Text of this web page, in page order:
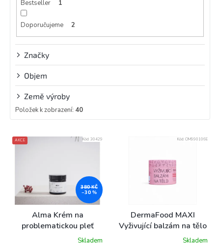
Bestseller 1
Doporučujeme 2
Značky
Objem
Země výroby
Položek k zobrazení: 40
V
ýAKCE
380 KČ
–30 %
Alma Krém na
problematickou pleť
“Divoký Ylang”, 60ml
Skladem
Kód: 30429
DermaFood MAXI
Vyživující balzám na tělo
- Ekzém a sucháSkladem
Kód: OM990106E